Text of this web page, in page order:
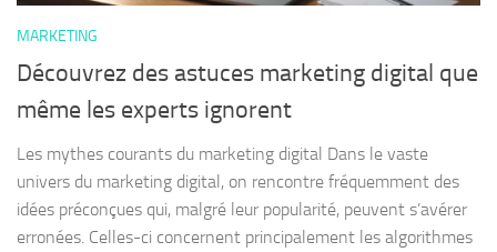
MARKETING
Découvrez des astuces marketing digital que
même les experts ignorent
Les mythes courants du marketing digital Dans le vaste
univers du marketing digital, on rencontre fréquemment des
idées préconçues qui, malgré leur popularité, peuvent s’avérer
erronées. Celles-ci concernent principalement les algorithmes